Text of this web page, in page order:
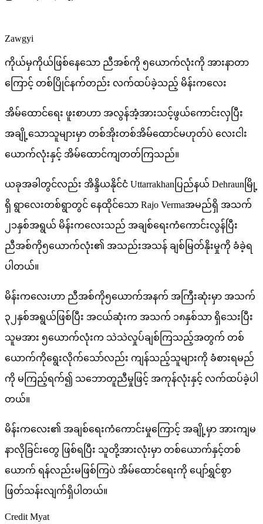
Zawgyi
ကိုယ်မှကိုယ်ဖြစ်နေသော ညီအစ်ကို ၅ယောက်လုံးကို အားနာတာ
ကြောင့် တစ်ပြိုင်နက်တည်း လက်ထပ်ခဲ့သည့် မိန်းကလေး
အိမ်ထောင်ရေး ဖူးစာဟာ အလွန်အံ့အားသင့်ဖွယ်ကောင်းလှပြီး
အချို့သောသူများမှာ တစ်အိုးတစ်အိမ်ထောင်မဟုတ်ပဲ လေးငါး
ယောက်လုံးနှင့် အိမ်ထောင်ကျတတ်ကြသည်။
ယခုအခါတွင်လည်း အိန္ဒိယနိုင်ငံ Uttarrakhanပြည်နယ် Dehraunမြို့
ရှိ ရွာလေးတစ်ရွာတွင် နေထိုင်သော Rajo Vermaအမည်ရှိ အသက်
၂၁နှစ်အရွယ် မိန်းကလေးသည် အချစ်ရေးကံကောင်းလွန်ပြီး
ညီအစ်ကို၅ယောက်လုံး၏ အသည်းအသန် ချစ်မြတ်နိုးမှုကို ခံခဲ့ရ
ပါတယ်။
မိန်းကလေးဟာ ညီအစ်ကို၅ယောက်အနက် အကြီးဆုံးမှာ အသက်
၃၂နှစ်အရွယ်ဖြစ်ပြီး အငယ်ဆုံးက အသက် ၁၈နှစ်သာ ရှိသေးပြီး
သူမအား ၅ယောက်လုံးက သဲသဲလှုပ်ချစ်ကြသည့်အတွက် တစ်
ယောက်ကိုရွေးလိုက်သော်လည်း ကျန်သည့်သူများကို ခံစားရမည်
ကို မကြည့်ရက်၍ သဘောတူညီမှုဖြင့် အကုန်လုံးနှင့် လက်ထပ်ခဲ့ပါ
တယ်။
မိန်းကလေး၏ အချစ်ရေးကံကောင်းမှုကြောင့် အချို့မှာ အားကျမ
နာလိုခြင်းတွေ ဖြစ်ရပြီး သူတို့အားလုံးမှာ တစ်ယောက်နှင့်တစ်
ယောက် ရန်လည်းမဖြစ်ကြပဲ အိမ်ထောင်ရေးကို ပျော်ရွှင်စွာ
ဖြတ်သန်းလျက်ရှိပါတယ်။
Credit Myat